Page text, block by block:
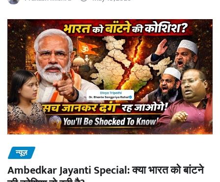
न्यूज़
Ambedkar Jayanti Special: क्या भारत को बांटने